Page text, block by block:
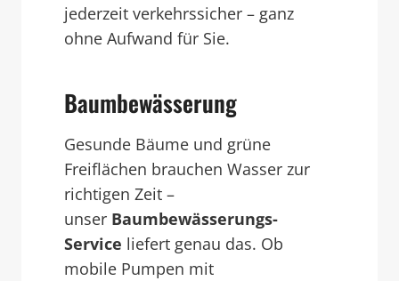
jederzeit verkehrssicher – ganz
ohne Aufwand für Sie.
Baumbewässerung
Gesunde Bäume und grüne
Freiflächen brauchen Wasser zur
richtigen Zeit –
unser Baumbewässerungs-
Service liefert genau das. Ob
mobile Pumpen mit